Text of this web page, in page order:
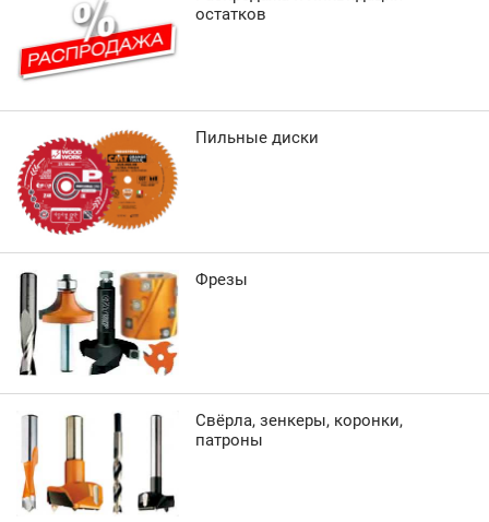
остатков
Пильные диски
Фрезы
Свёрла, зенкеры, коронки,
патроны